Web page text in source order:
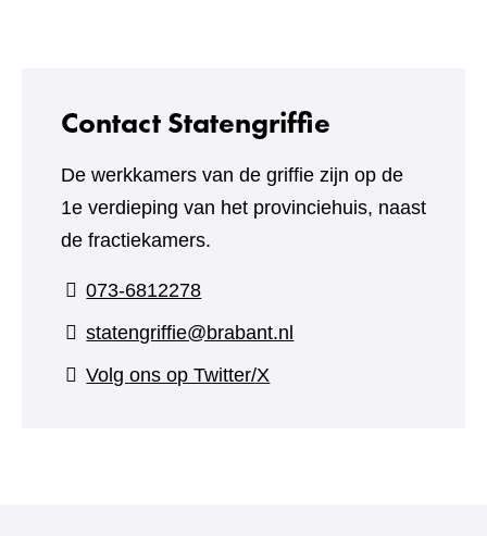
Contact Statengriffie
De werkkamers van de griffie zijn op de
1e verdieping van het provinciehuis, naast
de fractiekamers.
073-6812278
statengriffie@brabant.nl
Volg ons op Twitter/X